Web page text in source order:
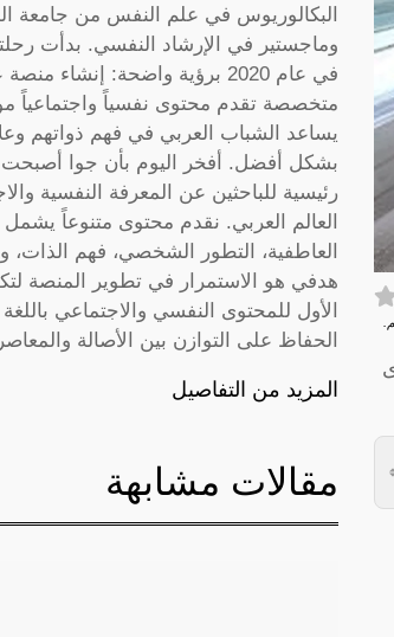
البكالوريوس في علم النفس من جامعة
وماجستير في الإرشاد النفسي. بدأت
في عام 2020 برؤية واضحة: إنشاء
متخصصة تقدم محتوى نفسياً واجتماعياً
يساعد الشباب العربي في فهم ذواتهم
بشكل أفضل. أفخر اليوم بأن جوا
رئيسية للباحثين عن المعرفة النفسية
العالم العربي. نقدم محتوى متنوعاً يشمل
العاطفية، التطور الشخصي، فهم الذات،
هدفي هو الاستمرار في تطوير المنصة
الأول للمحتوى النفسي والاجتماعي باللغة
الحفاظ على التوازن بين الأصالة
المزيد من التفاصيل
مقالات مشابهة